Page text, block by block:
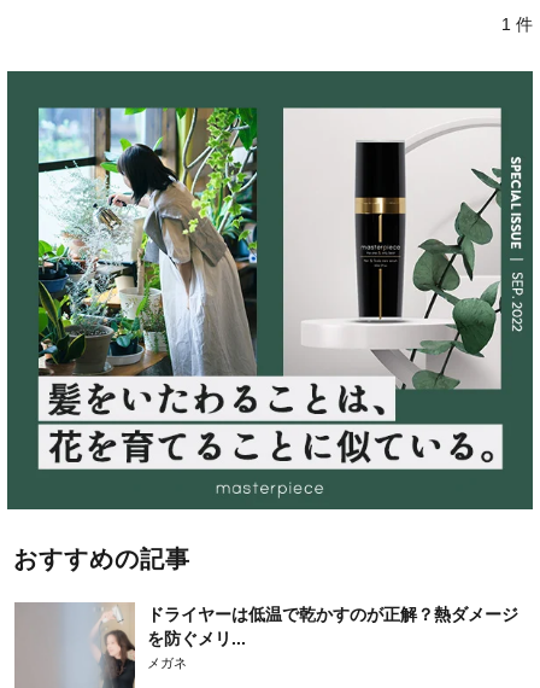
1 件
おすすめの記事
ドライヤーは低温で乾かすのが正解？熱ダメージ
を防ぐメリ...
メガネ